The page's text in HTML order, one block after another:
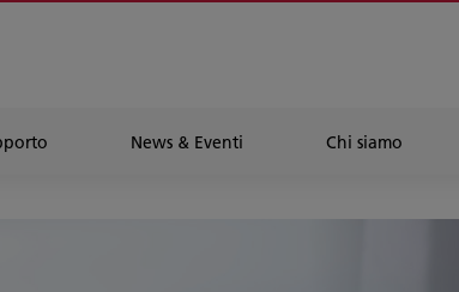
News & Eventi Chi siamo